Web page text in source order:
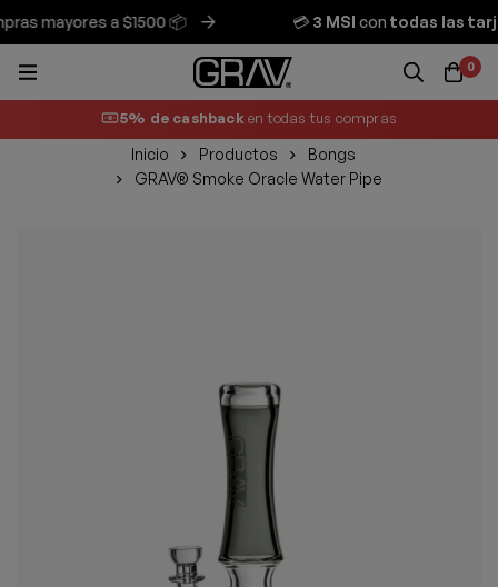
mayores a $1500 📦 💳3 MSIcontodas las
0
5% de cashback en todas tus compras
Inicio Productos
Bongs
GRAV® Smoke Oracle Water Pipe